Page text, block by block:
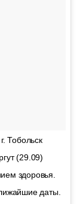
Тобольск
(29.09)
здоровья.
даты.